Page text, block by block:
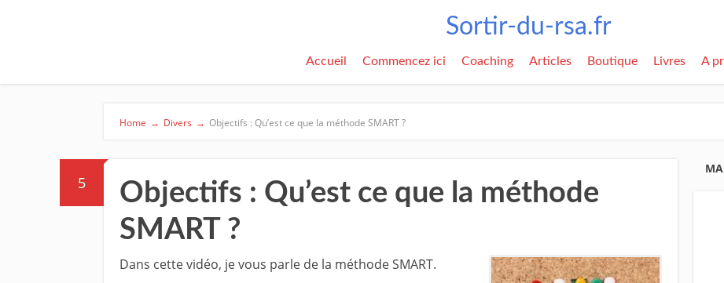
Sortir-du-rsa.fr
Accueil Commencez ici Coaching Articles Boutique Livres A
Home → Divers → Objectifs : Qu’est ce que la méthode SMART ?
5
Objectifs : Qu’est ce que la méthode
SMART ?
Dans cette vidéo, je vous parle de la méthode SMART.